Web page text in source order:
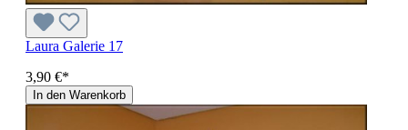
Laura Galerie 17
3,90 €*
In den Warenkorb